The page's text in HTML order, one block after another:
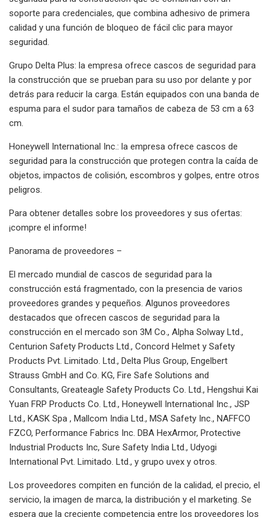
soporte para credenciales, que combina adhesivo de primera
calidad y una función de bloqueo de fácil clic para mayor
seguridad.
Grupo Delta Plus: la empresa ofrece cascos de seguridad para
la construcción que se prueban para su uso por delante y por
detrás para reducir la carga. Están equipados con una banda de
espuma para el sudor para tamaños de cabeza de 53 cm a 63
cm.
Honeywell International Inc.: la empresa ofrece cascos de
seguridad para la construcción que protegen contra la caída de
objetos, impactos de colisión, escombros y golpes, entre otros
peligros.
Para obtener detalles sobre los proveedores y sus ofertas:
¡compre el informe!
Panorama de proveedores –
El mercado mundial de cascos de seguridad para la
construcción está fragmentado, con la presencia de varios
proveedores grandes y pequeños. Algunos proveedores
destacados que ofrecen cascos de seguridad para la
construcción en el mercado son 3M Co., Alpha Solway Ltd.,
Centurion Safety Products Ltd., Concord Helmet y Safety
Products Pvt. Limitado. Ltd., Delta Plus Group, Engelbert
Strauss GmbH and Co. KG, Fire Safe Solutions and
Consultants, Greateagle Safety Products Co. Ltd., Hengshui Kai
Yuan FRP Products Co. Ltd., Honeywell International Inc., JSP
Ltd., KASK Spa , Mallcom India Ltd., MSA Safety Inc., NAFFCO
FZCO, Performance Fabrics Inc. DBA HexArmor, Protective
Industrial Products Inc, Sure Safety India Ltd., Udyogi
International Pvt. Limitado. Ltd., y grupo uvex y otros.
Los proveedores compiten en función de la calidad, el precio, el
servicio, la imagen de marca, la distribución y el marketing. Se
espera que la creciente competencia entre los proveedores los